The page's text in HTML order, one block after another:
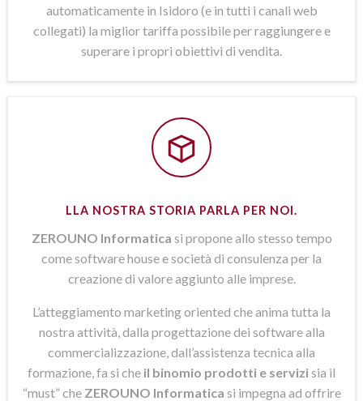
automaticamente in Isidoro (e in tutti i canali web
collegati) la miglior tariffa possibile per raggiungere e
superare i propri obiettivi di vendita.
LLA NOSTRA STORIA PARLA PER NOI.
ZEROUNO Informatica si propone allo stesso tempo
come software house e società di consulenza per la
creazione di valore aggiunto alle imprese.
L’atteggiamento marketing oriented che anima tutta la
nostra attività, dalla progettazione dei software alla
commercializzazione, dall’assistenza tecnica alla
formazione, fa si che il binomio prodotti e servizisia il
“must” che ZEROUNO Informatica si impegna ad offrire